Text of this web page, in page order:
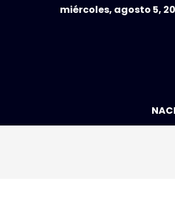
miércoles, agosto 5,